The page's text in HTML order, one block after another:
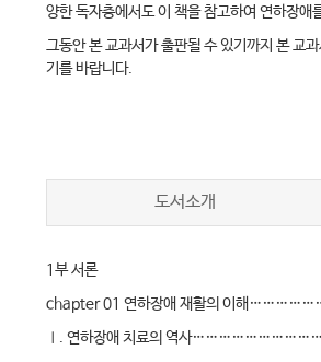
양한 독자층에서도 이 책을 참고하여 연하장애
그동안 본 교과서가 출판될 수 있기까지 본 교
기를 바랍니다.
도서소개
1부 서론
chapter 01 연하장애 재활의 이해
Ⅰ. 연하장애 치료의 역사